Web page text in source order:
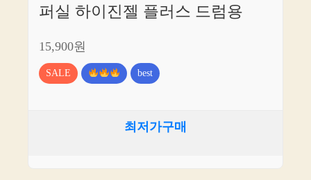
퍼실 하이진젤 플러스 드럼용
15,900원
SALE best
최저가구매